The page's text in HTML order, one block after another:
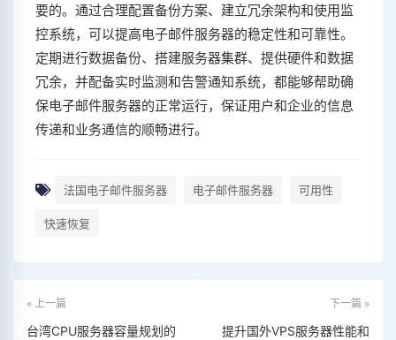
要的。通过合理配置备份方案、建立冗余架构和使用监
控系统，可以提高电子邮件服务器的稳定性和可靠性。
定期进行数据备份、搭建服务器集群、提供硬件和数据
冗余，并配备实时监测和告警通知系统，都能够帮助确
保电子邮件服务器的正常运行，保证用户和企业的信息
传递和业务通信的顺畅进行。
法国电子邮件服务器 电子邮件服务器 可用性
快速恢复
« 上一篇
台湾CPU服务器容量规划的
下一篇 »
提升国外VPS服务器性能和